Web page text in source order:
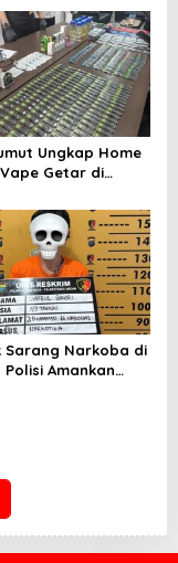
Ungkap Home
Getar di
Sarang Narkoba di
Polisi Amankan